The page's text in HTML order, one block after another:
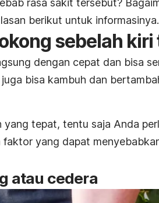
rasa sakit tersebut?
berikut untuk informasinya.
sebelah
dengan cepat dan bisa
bisa kambuh dan
tepat, tentu saja Anda
faktor yang dapat
atau cedera